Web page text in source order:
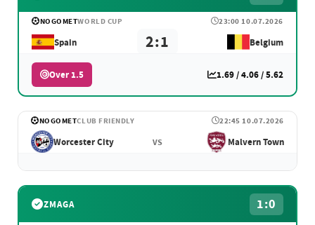
NOGOMETWORLD CUP 23:00 10.07.2026
Spain 2:1 Belgium
Over 1.5 1.69 / 4.06 / 5.62
NOGOMETCLUB FRIENDLY 22:45 10.07.2026
Worcester City VS Malvern Town
ZMAGA 1:0